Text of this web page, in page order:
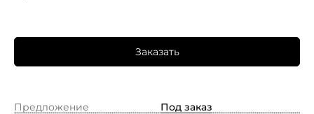
Заказать
Предложение
Под заказ